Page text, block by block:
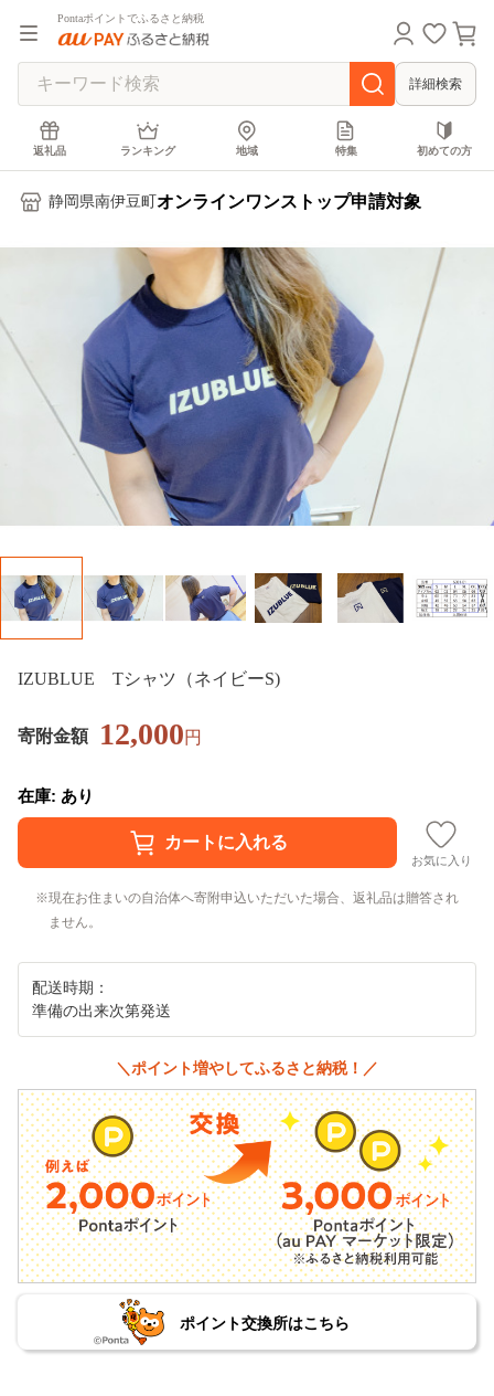
Pontaポイントでふるさと納税
詳細検索
返礼品 ランキング 地域 特集 初めての方
静岡県南伊豆町 オンラインワンストップ申請対象
IZUBLUE Tシャツ（ネイビーS)
寄附金額 12,000円
在庫: あり
お気に入り
現在お住まいの自治体へ寄附申込いただいた場合、返礼品は贈答され
ません。
配送時期：
準備の出来次第発送
＼ポイント増やしてふるさと納税！／
ポイント交換所はこちら